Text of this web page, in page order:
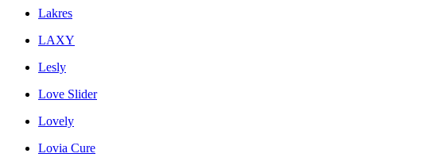
Lakres
LAXY
Lesly
Love Slider
Lovely
Lovia Cure